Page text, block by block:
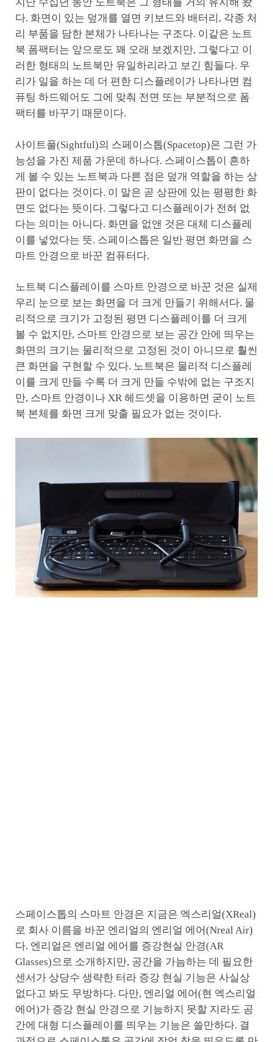
다. 화면이 있는 덮개를 열면 키보드와 배터리, 각종 처
리 부품을 담한 본체가 나타나는 구조다. 이같은 노트
북 폼팩터는 앞으로도 꽤 오래 보겠지만, 그렇다고 이
러한 형태의 노트북만 유일하리라고 보긴 힘들다. 우
리가 일을 하는 데 더 편한 디스플레이가 나타나면 컴
퓨팅 하드웨어도 그에 맞춰 전면 또는 부분적으로 폼
팩터를 바꾸기 때문이다.
사이트풀(Sightful)의 스페이스톱(Spacetop)은 그런 가
능성을 가진 제품 가운데 하나다. 스페이스톱이 흔하
게 볼 수 있는 노트북과 다른 점은 덮개 역할을 하는 상
판이 없다는 것이다. 이 말은 곧 상판에 있는 평평한 화
면도 없다는 뜻이다. 그렇다고 디스플레이가 전혀 없
다는 의미는 아니다. 화면을 없앤 것은 대체 디스플레
이를 넣었다는 뜻. 스페이스톱은 일반 평면 화면을 스
마트 안경으로 바꾼 컴퓨터다.
노트북 디스플레이를 스마트 안경으로 바꾼 것은 실제
우리 눈으로 보는 화면을 더 크게 만들기 위해서다. 물
리적으로 크기가 고정된 평면 디스플레이를 더 크게
볼 수 없지만, 스마트 안경으로 보는 공간 안에 띄우는
화면의 크기는 물리적으로 고정된 것이 아니므로 훨씬
큰 화면을 구현할 수 있다. 노트북은 물리적 디스플레
이를 크게 만들 수록 더 크게 만들 수밖에 없는 구조지
만, 스마트 안경이나 XR 헤드셋을 이용하면 굳이 노트
북 본체를 화면 크게 맞출 필요가 없는 것이다.
스페이스톱의 스마트 안경은 지금은 엑스리얼(XReal)
로 회사 이름을 바꾼 엔리얼의 엔리얼 에어(Nreal Air)
다. 엔리얼은 엔리얼 에어를 증강현실 안경(AR
Glasses)으로 소개하지만, 공간을 가늠하는 데 필요한
센서가 상당수 생략한 터라 증강 현실 기능은 사실상
없다고 봐도 무방하다. 다만, 엔리얼 에어(현 엑스리얼
에어)가 증강 현실 안경으로 기능하지 못할 지라도 공
간에 대형 디스플레이를 띄우는 기능은 쓸만하다. 결